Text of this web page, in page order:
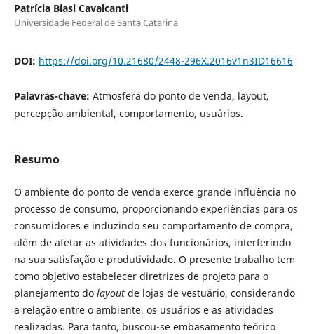
Patrícia Biasi Cavalcanti
Universidade Federal de Santa Catarina
DOI: https://doi.org/10.21680/2448-296X.2016v1n3ID16616
Palavras-chave: Atmosfera do ponto de venda, layout,
percepção ambiental, comportamento, usuários.
Resumo
O ambiente do ponto de venda exerce grande influência no
processo de consumo, proporcionando experiências para os
consumidores e induzindo seu comportamento de compra,
além de afetar as atividades dos funcionários, interferindo
na sua satisfação e produtividade. O presente trabalho tem
como objetivo estabelecer diretrizes de projeto para o
planejamento do layoutde lojas de vestuário, considerando
a relação entre o ambiente, os usuários e as atividades
realizadas. Para tanto, buscou-se embasamento teórico